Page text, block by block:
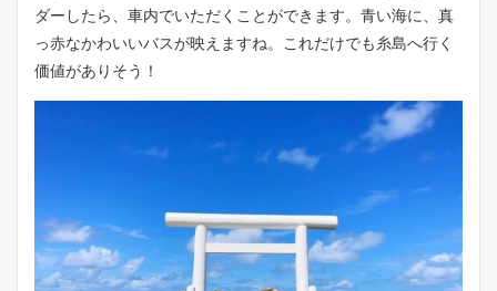
ダーしたら、車内でいただくことができます。青い海に、真
っ赤なかわいいバスが映えますね。これだけでも糸島へ行く
価値がありそう！